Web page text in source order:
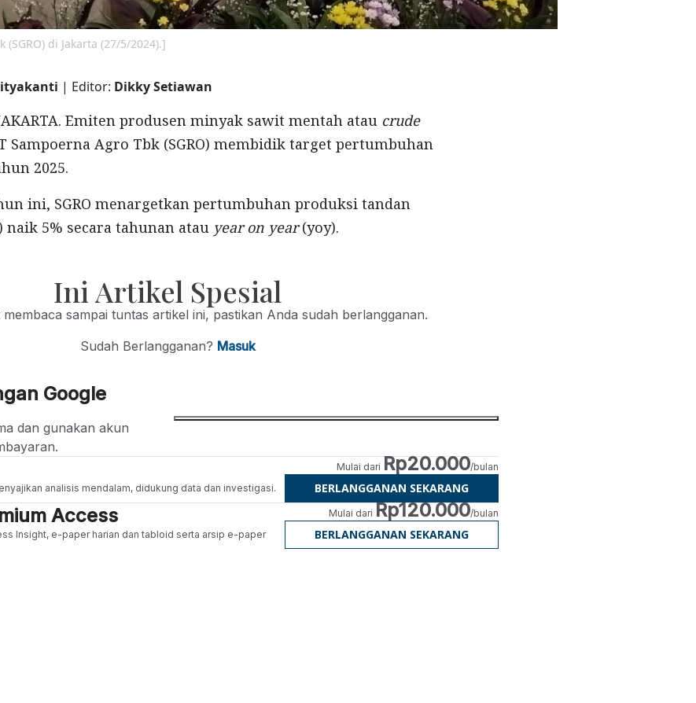
(SGRO) di Jakarta (27/5/2024).]
| Editor: Dikky Setiawan
Emiten produsen minyak sawit mentah atau crude
Sampoerna Agro Tbk (SGRO) membidik target pertumbuhan
2025.
ini, SGRO menargetkan pertumbuhan produksi tandan
naik 5% secara tahunan atau year on year(yoy).
Ini Artikel Spesial
sampai tuntas artikel ini, pastikan Anda sudah berlangganan.
Sudah Berlangganan? Masuk
Google
dan gunakan akun
analisis mendalam, didukung data dan investigasi.
Mulai dari Rp20.000/bulan
BERLANGGANAN SEKARANG
Access
Insight, e-paper harian dan tabloid serta arsip e-paper
Mulai dari Rp120.000/bulan
BERLANGGANAN SEKARANG